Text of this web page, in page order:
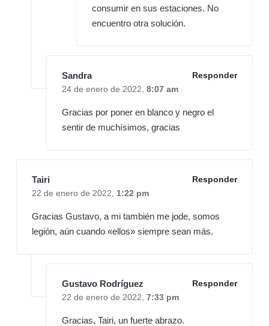
consumir en sus estaciones. No
encuentro otra solución.
Sandra
Responder
24 de enero de 2022, 8:07 am
Gracias por poner en blanco y negro el
sentir de muchísimos, gracias
Tairi
Responder
22 de enero de 2022, 1:22 pm
Gracias Gustavo, a mi también me jode, somos
legión, aún cuando «ellos» siempre sean más.
Gustavo Rodríguez
Responder
22 de enero de 2022, 7:33 pm
Gracias, Tairi, un fuerte abrazo.